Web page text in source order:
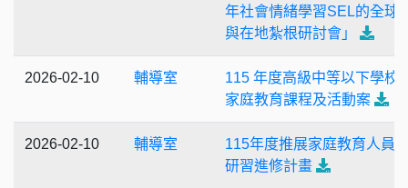
年社會情緒學習SEL的全球
與在地紮根研討會」
2026-02-10 輔導室
115 年度高級中等以下學校
家庭教育課程及活動案
2026-02-10 輔導室
115年度推展家庭教育人員
研習進修計畫